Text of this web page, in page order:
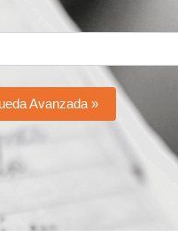
Avanzada »